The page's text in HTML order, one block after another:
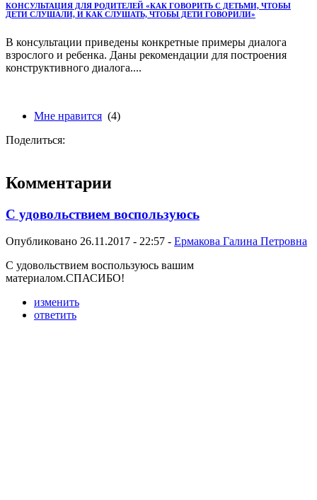
КОНСУЛЬТАЦИЯ ДЛЯ РОДИТЕЛЕЙ «КАК ГОВОРИТЬ С ДЕТЬМИ, ЧТОБЫ
ДЕТИ СЛУШАЛИ, И КАК СЛУШАТЬ, ЧТОБЫ ДЕТИ ГОВОРИЛИ»
В консультации приведены конкретные примеры диалога
взрослого и ребенка. Даны рекомендации для построения
конструктивного диалога....
Мне нравится (4)
Поделиться:
Комментарии
С удовольствием воспользуюсь
Опубликовано 26.11.2017 - 22:57 - Ермакова Галина Петровна
С удовольствием воспользуюсь вашим
материалом.СПАСИБО!
изменить
ответить